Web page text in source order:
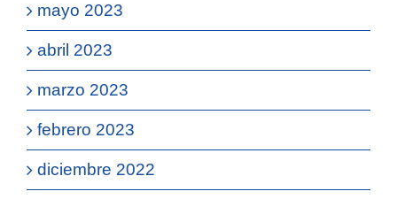
mayo 2023
abril 2023
marzo 2023
febrero 2023
diciembre 2022